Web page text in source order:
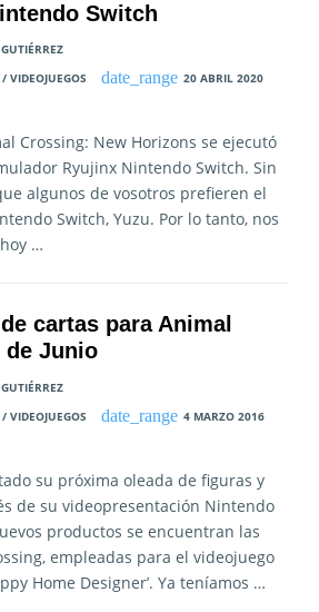
Switch
VIDEOJUEGOS
20 ABRIL 2020
Crossing: New Horizons se ejecutó
Ryujinx Nintendo Switch. Sin
algunos de vosotros prefieren el
Switch, Yuzu. Por lo tanto, nos
…
cartas para Animal
de Junio
VIDEOJUEGOS
4 MARZO 2016
su próxima oleada de figuras y
de su videopresentación Nintendo
productos se encuentran las
empleadas para el videojuego
Home Designer’. Ya teníamos …